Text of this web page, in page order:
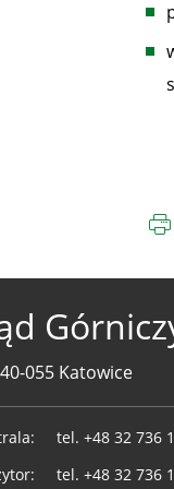
055 Katowice
tel. +48 32 736
tel. +48 32 736